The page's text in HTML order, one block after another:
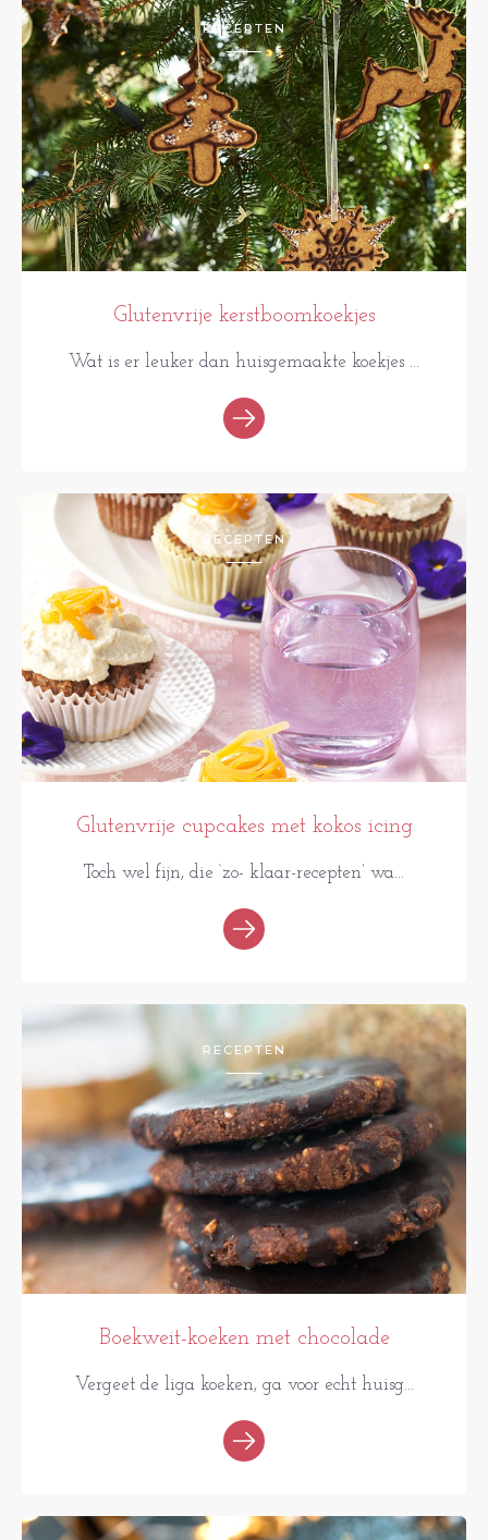
RECEPTEN
Glutenvrije kerstboomkoekjes
Wat is er leuker dan huisgemaakte koekjes ...
RECEPTEN
Glutenvrije cupcakes met kokos icing
Toch wel fijn, die ‘zo- klaar-recepten’ wa...
RECEPTEN
Boekweit-koeken met chocolade
Vergeet de liga koeken, ga voor echt huisg...